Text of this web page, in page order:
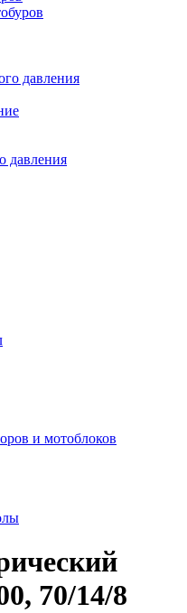
давления
давления
и мотоблоков
70/14/8